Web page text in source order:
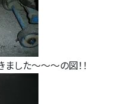
した～～～の図！！